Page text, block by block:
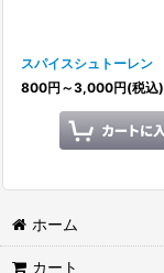
スパイスシュトーレン
800円 ～3,000円(税込)
ホーム
カート